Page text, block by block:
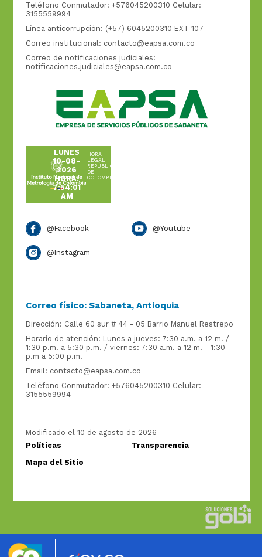
Teléfono Conmutador: +576045200310 Celular:
3155559994
Línea anticorrupción: (+57) 6045200310 EXT 107
Correo institucional: contacto@eapsa.com.co
Correo de notificaciones judiciales:
notificaciones.judiciales@eapsa.com.co
LUNES
10-08-
2026
HORA:
7:54:01
AM
HORA
LEGAL
REPÚBLICA
DE
COLOMBIA
@Facebook @Youtube
@Instagram
Correo físico: Sabaneta, Antioquia
Dirección: Calle 60 sur # 44 - 05 Barrio Manuel Restrepo
Horario de atención: Lunes a jueves: 7:30 a.m. a 12 m. /
1:30 p.m. a 5:30 p.m. / viernes: 7:30 a.m. a 12 m. - 1:30
p.m a 5:00 p.m.
Email: contacto@eapsa.com.co
Teléfono Conmutador: +576045200310 Celular:
3155559994
Modificado el 10 de agosto de 2026
Políticas
Transparencia
Mapa del Sitio